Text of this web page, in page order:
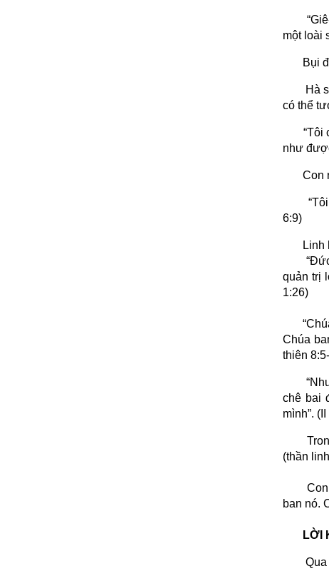
một loài
Bụi
Hà
có thể
“Tôi
như
Con
6:9)
Linh
quản trị
1:26)
Chúa
thiên
chê bai
mình”.
(thần
ban nó.
LỜI